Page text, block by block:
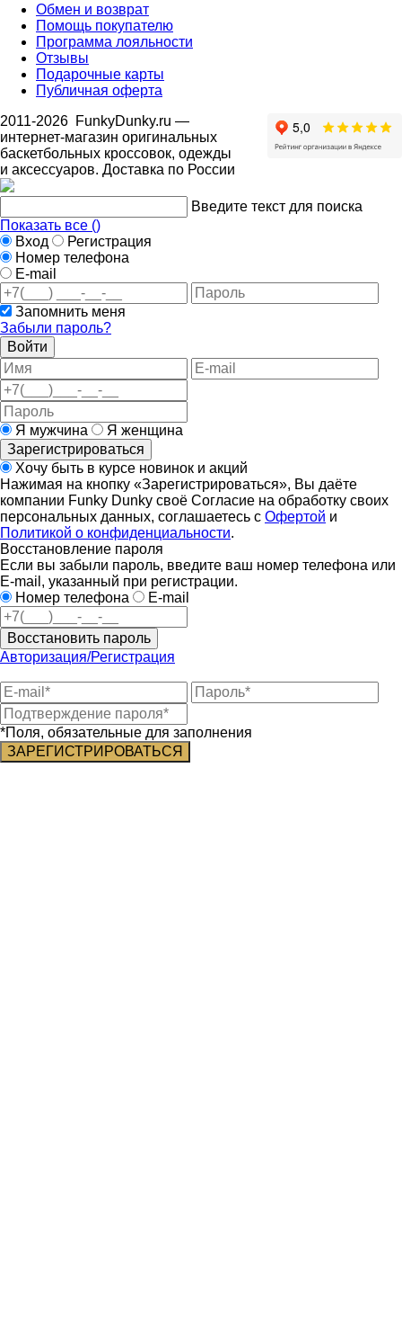
Обмен и возврат
Помощь покупателю
Программа лояльности
Отзывы
Подарочные карты
Публичная оферта
2011-2026 FunkyDunky.ru —
интернет-магазин оригинальных
баскетбольных кроссовок, одежды
и аксессуаров. Доставка по России
Введите текст для поиска
Показать все ()
Вход
Регистрация
Номер телефона
E-mail
Запомнить меня
Забыли пароль?
Войти
Я мужчина
Я женщина
Зарегистрироваться
Хочу быть в курсе новинок и акций
Нажимая на кнопку «Зарегистрироваться», Вы даёте
компании Funky Dunky своё Согласие на обработку своих
персональных данных, соглашаетесь с Офертой и
Политикой о конфиденциальности.
Восстановление пароля
Если вы забыли пароль, введите ваш номер телефона или
E-mail, указанный при регистрации.
Номер телефона
E-mail
Восстановить пароль
Авторизация/Регистрация
*Поля, обязательные для заполнения